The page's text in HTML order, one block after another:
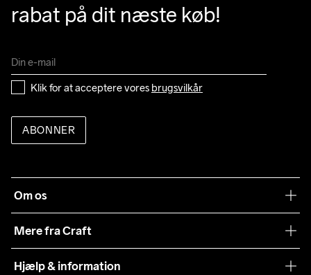
rabat på dit næste køb!
Klik for at acceptere vores brugsvilkår
ABONNER
Om os
Mere fra Craft
Hjælp & information